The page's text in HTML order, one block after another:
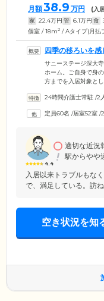
月額38.9 万円 (入
家 22.4万円 管 6.1万円 食
個室 / 18m2 / Aタイプ(月払
四季の移ろいを
だけます
サニーステージ深大
ホーム。ご自身で身
方までを入居対象と
ため、これまでの生
準備しておりますの
らしていただけます。
24時間介護士常駐 /2
定員60名 /居室52室 /
4.4
適切な近況
駅からやや
入居以来トラブルもな
で、満足している。訪
空き状況を知